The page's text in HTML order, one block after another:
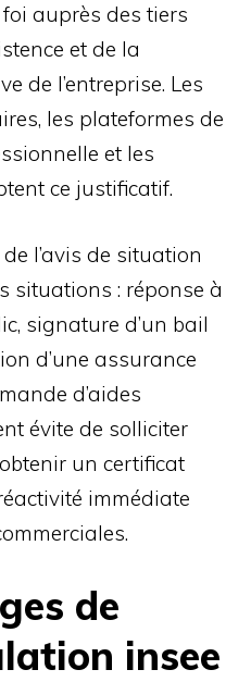
auprès des tiers
et de la
de l’entreprise. Les
les plateformes de
et les
ce justificatif.
de l’avis de situation
situations : réponse à
signature d’un bail
d’une assurance
d’aides
évite de solliciter
un certificat
immédiate
de
insee